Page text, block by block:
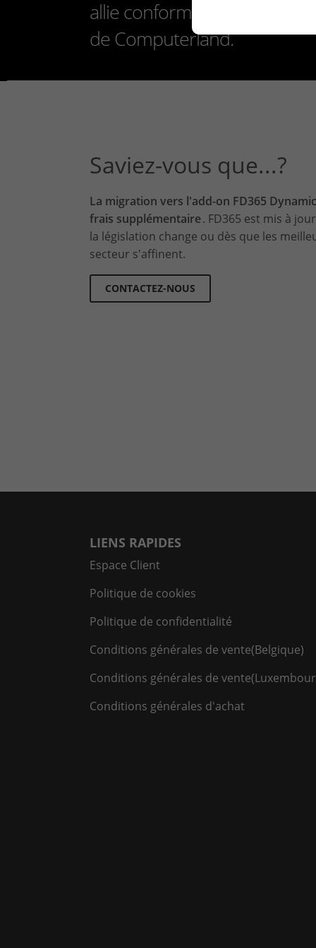
allie conformité locale,
de Computerland.
Saviez-vous que...?
La migration vers l'add-on FD365
frais supplémentaire. FD365 est mis à
la législation change ou dès que les
secteur s'affinent.
CONTACTEZ-NOUS
LIENS RAPIDES
Espace Client
Politique de cookies
Politique de confidentialité
Conditions générales de vente(Belgique)
Conditions générales de
Conditions générales d'achat